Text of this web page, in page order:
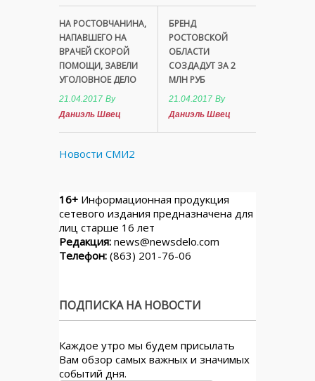
НА РОСТОВЧАНИНА,
НАПАВШЕГО НА
ВРАЧЕЙ СКОРОЙ
ПОМОЩИ, ЗАВЕЛИ
УГОЛОВНОЕ ДЕЛО
21.04.2017 By
Даниэль Швец
БРЕНД
РОСТОВСКОЙ
ОБЛАСТИ
СОЗДАДУТ ЗА 2
МЛН РУБ
21.04.2017 By
Даниэль Швец
Новости СМИ2
16+ Информационная продукция
сетевого издания предназначена для
лиц старше 16 лет
Редакция: news@newsdelo.com
Телефон: (863) 201-76-06
ПОДПИСКА НА НОВОСТИ
Каждое утро мы будем присылать
Вам обзор самых важных и значимых
событий дня.